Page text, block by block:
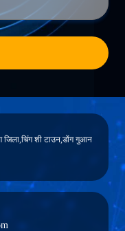
जिला,चिंग शी टाउन,डोंग गुआन